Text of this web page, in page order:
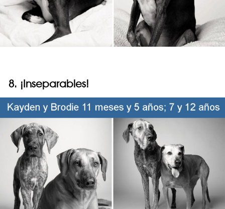
8. ¡Inseparables!